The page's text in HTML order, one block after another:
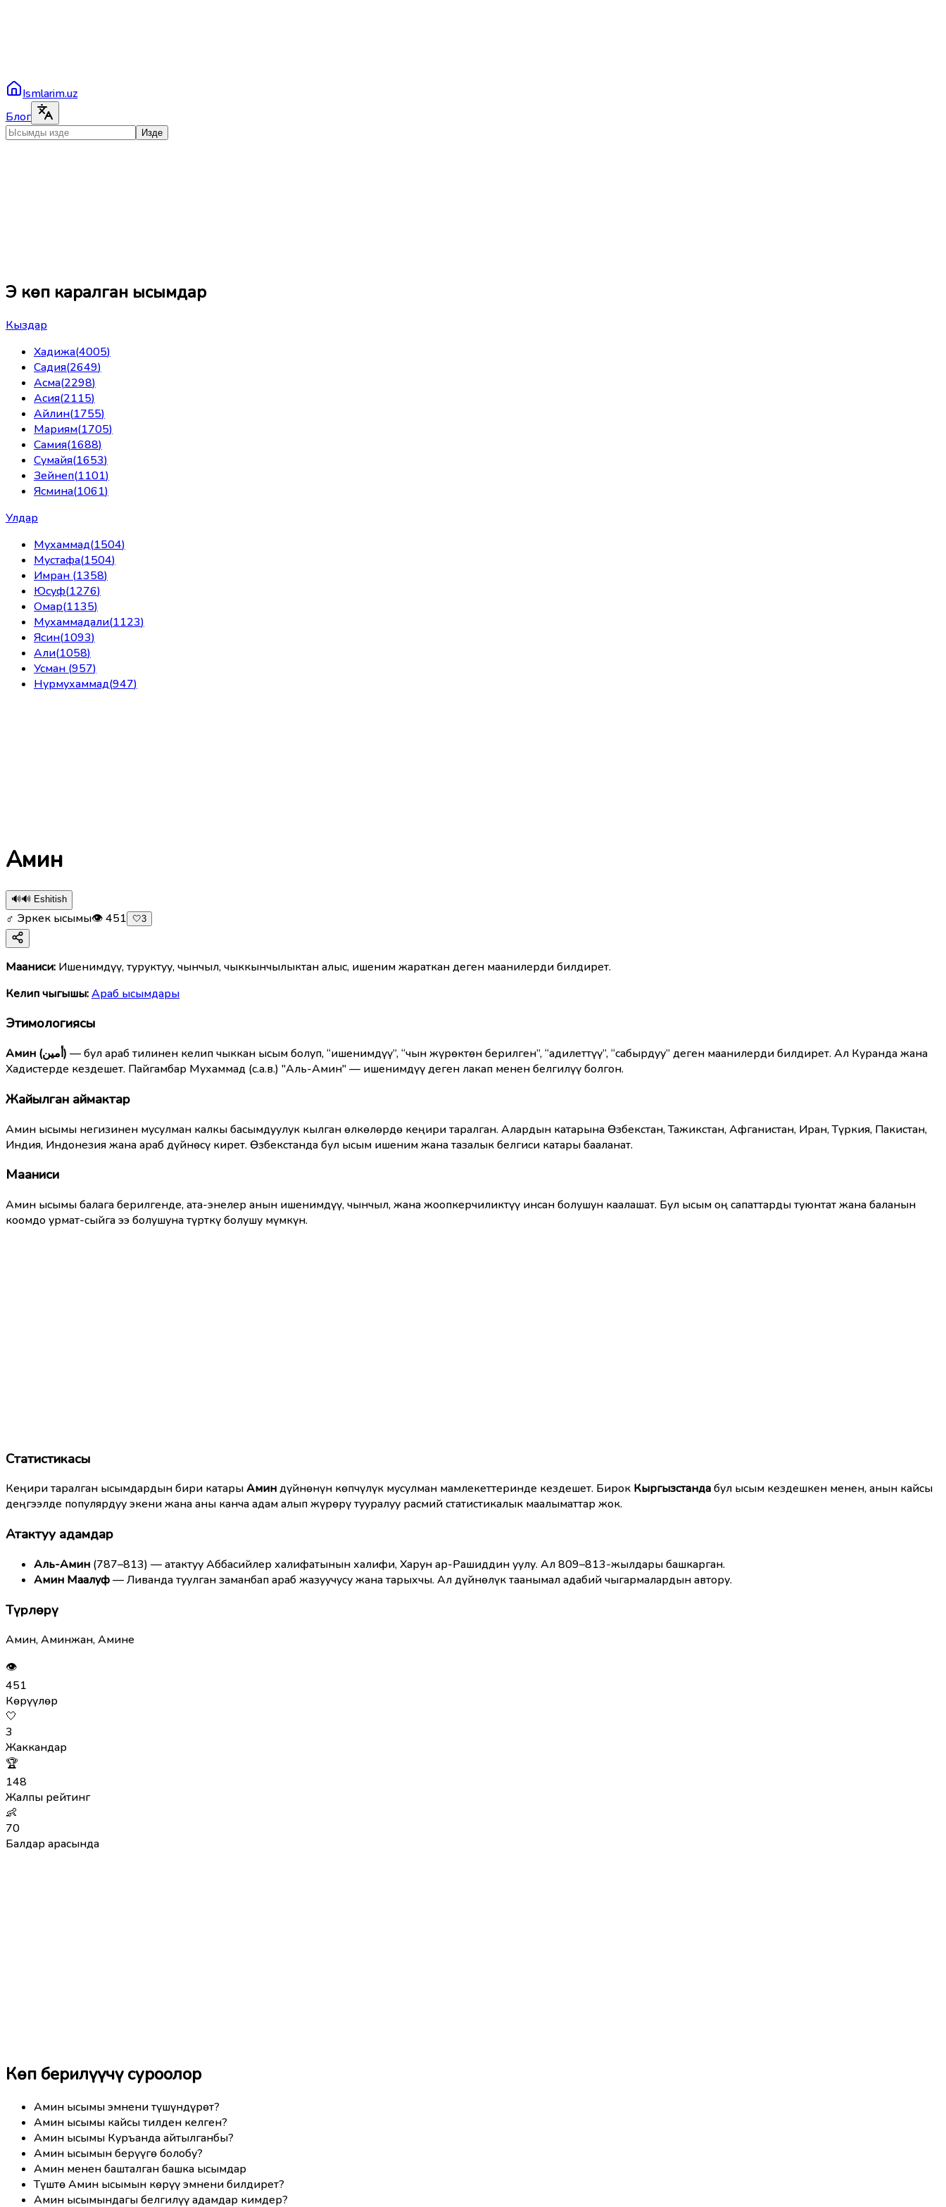
Ismlarim.uz
Блог
Изде
Эң көп каралган ысымдар
Кыздар
Хадижа(4005)
Садия(2649)
Асма(2298)
Асия(2115)
Айлин(1755)
Мариям(1705)
Самия(1688)
Сумайя(1653)
Зейнеп(1101)
Ясмина(1061)
Улдар
Мухаммад(1504)
Мустафа(1504)
Имран (1358)
Юсуф(1276)
Омар(1135)
Мухаммадали(1123)
Ясин(1093)
Али(1058)
Усман (957)
Нурмухаммад(947)
Амин
🔊🔊 Eshitish
♂ Эркек ысымы👁451 🤍3
Мааниcи: Ишенимдүү, туруктуу, чынчыл, чыккынчылыктан алыс, ишеним жараткан деген маанилерди билдирет.
Келип чыгышы:Араб ысымдары
Этимологиясы
Амин (أمين) — бул араб тилинен келип чыккан ысым болуп, “ишенимдүү”, “чын жүрөктөн берилген”, “адилеттүү”, “сабырдуу” деген маанилерди билдирет. Ал Куранда жана
Хадистерде кездешет. Пайгамбар Мухаммад (с.а.в.) "Аль-Амин" — ишенимдүү деген лакап менен белгилүү болгон.
Жайылган аймактар
Амин ысымы негизинен мусулман калкы басымдуулук кылган өлкөлөрдө кеңири таралган. Алардын катарына Өзбекстан, Тажикстан, Афганистан, Иран, Түркия, Пакистан,
Индия, Индонезия жана араб дүйнөсү кирет. Өзбекстанда бул ысым ишеним жана тазалык белгиси катары бааланат.
Мааниси
Амин ысымы балага берилгенде, ата-энелер анын ишенимдүү, чынчыл, жана жоопкерчиликтүү инсан болушун каалашат. Бул ысым оң сапаттарды туюнтат жана баланын
коомдо урмат-сыйга ээ болушуна түрткү болушу мүмкүн.
Статистикасы
Кеңири таралган ысымдардын бири катарыАминдүйнөнүн көпчүлүк мусулман мамлекеттеринде кездешет. Бирок Кыргызстандабул ысым кездешкен менен, анын кайсы
деңгээлде популярдуу экени жана аны канча адам алып жүрөрү тууралуу расмий статистикалык маалыматтар жок.
Атактуу адамдар
Аль-Амин (787–813) — атактуу Аббасийлер халифатынын халифи, Харун ар-Рашиддин уулу. Ал 809–813-жылдары башкарган.
Амин Маалуф— Ливанда туулган заманбап араб жазуучусу жана тарыхчы. Ал дүйнөлүк таанымал адабий чыгармалардын автору.
Түрлөрү
Амин, Аминжан, Амине
👁
451
Көрүүлөр
🤍
3
Жаккандар
🏆
148
Жалпы рейтинг
👶
70
Балдар арасында
Көп берилүүчү суроолор
Амин ысымы эмнени түшүндүрөт?
Амин ысымы кайсы тилден келген?
Амин ысымы Куръанда айтылганбы?
Амин ысымын берүүгө болобу?
Амин менен башталган башка ысымдар
Түштө Амин ысымын көрүү эмнени билдирет?
Амин ысымындагы белгилүү адамдар кимдер?